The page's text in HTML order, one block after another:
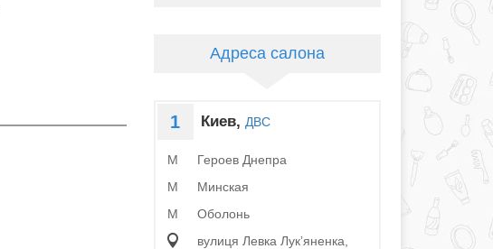
Адреса салона
1 Киев, ДВС
M
Героев Днепра
M
Минская
M
Оболонь
вулиця Левка Лукʼяненка,